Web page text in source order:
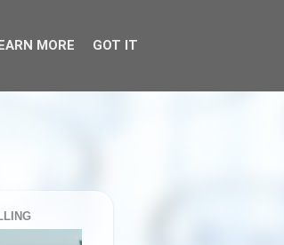
MORE GOT IT